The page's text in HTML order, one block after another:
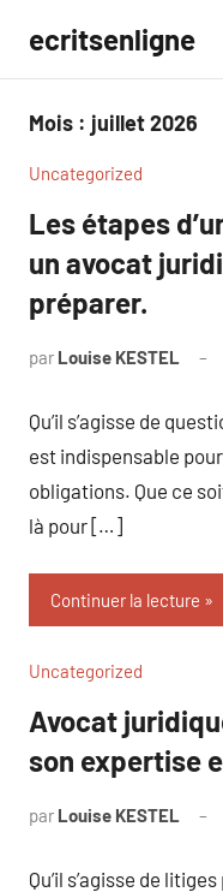
contenu
ecritsenligne
Mois : juillet 2026
Uncategorized
Les étapes
un avocat
préparer.
par Louise KESTEL
Qu’il s’agisse de
est indispensable
obligations. Que ce
là pour […]
Continuer la lecture
Uncategorized
Avocat
son expertise
par Louise KESTEL
Qu’il s’agisse de